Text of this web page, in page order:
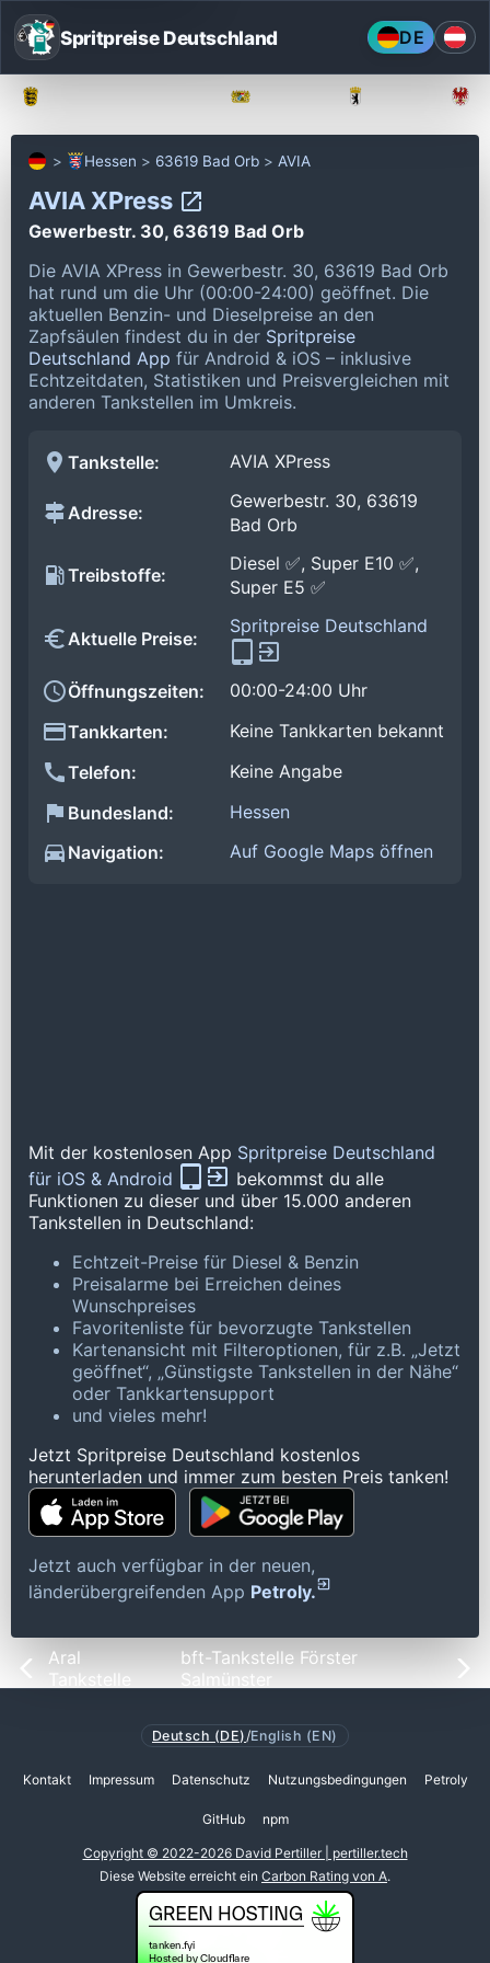
Spritpreise Deutschland DE
Hessen 63619 Bad Orb AVIA
AVIA XPress
Gewerbestr. 30, 63619 Bad Orb
Die AVIA XPress in Gewerbestr. 30, 63619 Bad Orb
hat rund um die Uhr (00:00-24:00) geöffnet. Die
aktuellen Benzin- und Dieselpreise an den
Zapfsäulen findest du in der Spritpreise
Deutschland App für Android & iOS – inklusive
Echtzeitdaten, Statistiken und Preisvergleichen mit
anderen Tankstellen im Umkreis.
Tankstelle: AVIA XPress
Adresse:
Gewerbestr. 30, 63619
Bad Orb
Treibstoffe:
Diesel ✅, Super E10 ✅,
Super E5 ✅
Aktuelle Preise:
Spritpreise Deutschland
Öffnungszeiten:
00:00-24:00 Uhr
Tankkarten:
Keine Tankkarten bekannt
Telefon:
Keine Angabe
Bundesland:
Hessen
Navigation:
Auf Google Maps öffnen
Mit der kostenlosen App Spritpreise Deutschland
für iOS & Android
bekommst du alle
Funktionen zu dieser und über 15.000 anderen
Tankstellen in Deutschland:
Echtzeit-Preise für Diesel & Benzin
Preisalarme bei Erreichen deines
Wunschpreises
Favoritenliste für bevorzugte Tankstellen
Kartenansicht mit Filteroptionen, für z.B. „Jetzt
geöffnet“, „Günstigste Tankstellen in der Nähe“
oder Tankkartensupport
und vieles mehr!
Jetzt Spritpreise Deutschland kostenlos
herunterladen und immer zum besten Preis tanken!
Jetzt auch verfügbar in der neuen,
länderübergreifenden App Petroly.
Aral
Tankstelle
bft-Tankstelle Förster
Salmünster
Deutsch (DE) /English (EN)
Kontakt Impressum Datenschutz Nutzungsbedingungen Petroly
GitHub npm
Copyright © 2022-2026 David Pertiller | pertiller.tech
Diese Website erreicht ein Carbon Rating von A.